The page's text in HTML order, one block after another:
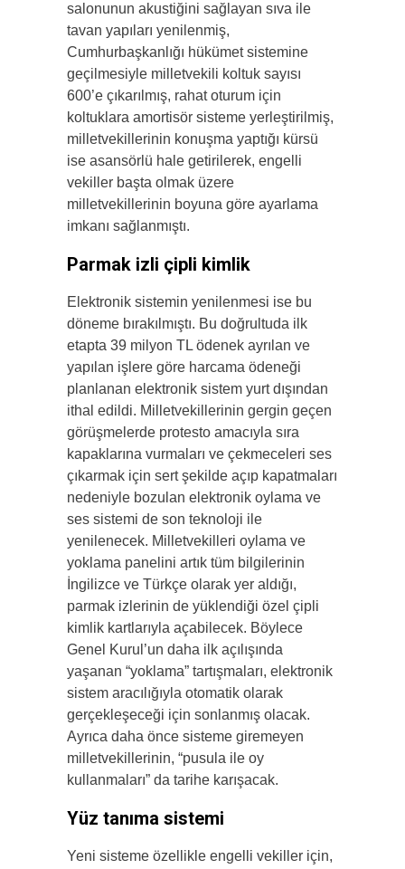
salonunun akustiğini sağlayan sıva ile
tavan yapıları yenilenmiş,
Cumhurbaşkanlığı hükümet sistemine
geçilmesiyle milletvekili koltuk sayısı
600’e çıkarılmış, rahat oturum için
koltuklara amortisör sisteme yerleştirilmiş,
milletvekillerinin konuşma yaptığı kürsü
ise asansörlü hale getirilerek, engelli
vekiller başta olmak üzere
milletvekillerinin boyuna göre ayarlama
imkanı sağlanmıştı.
Parmak izli çipli kimlik
Elektronik sistemin yenilenmesi ise bu
döneme bırakılmıştı. Bu doğrultuda ilk
etapta 39 milyon TL ödenek ayrılan ve
yapılan işlere göre harcama ödeneği
planlanan elektronik sistem yurt dışından
ithal edildi. Milletvekillerinin gergin geçen
görüşmelerde protesto amacıyla sıra
kapaklarına vurmaları ve çekmeceleri ses
çıkarmak için sert şekilde açıp kapatmaları
nedeniyle bozulan elektronik oylama ve
ses sistemi de son teknoloji ile
yenilenecek. Milletvekilleri oylama ve
yoklama panelini artık tüm bilgilerinin
İngilizce ve Türkçe olarak yer aldığı,
parmak izlerinin de yüklendiği özel çipli
kimlik kartlarıyla açabilecek. Böylece
Genel Kurul’un daha ilk açılışında
yaşanan “yoklama” tartışmaları, elektronik
sistem aracılığıyla otomatik olarak
gerçekleşeceği için sonlanmış olacak.
Ayrıca daha önce sisteme giremeyen
milletvekillerinin, “pusula ile oy
kullanmaları” da tarihe karışacak.
Yüz tanıma sistemi
Yeni sisteme özellikle engelli vekiller için,